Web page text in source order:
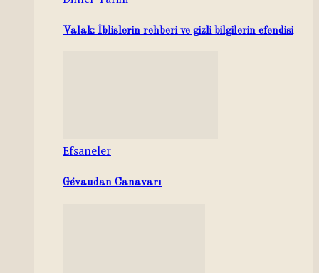
Valak: İblislerin rehberi ve gizli bilgilerin efendisi
Efsaneler
Gévaudan Canavarı